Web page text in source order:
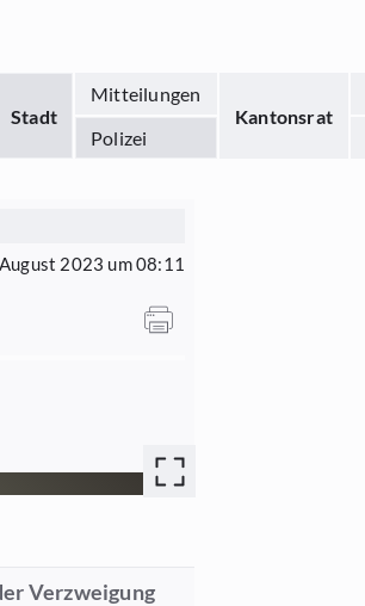
Stadt
Mitteilungen
Kantonsrat
Polizei
2023 um 08:11
Verzweigung